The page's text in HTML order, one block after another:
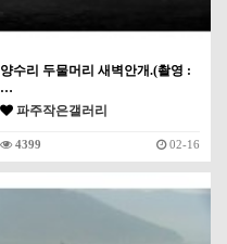
양수리 두물머리 새벽안개.(촬영 :
…
파주작은갤러리
4399 02-16